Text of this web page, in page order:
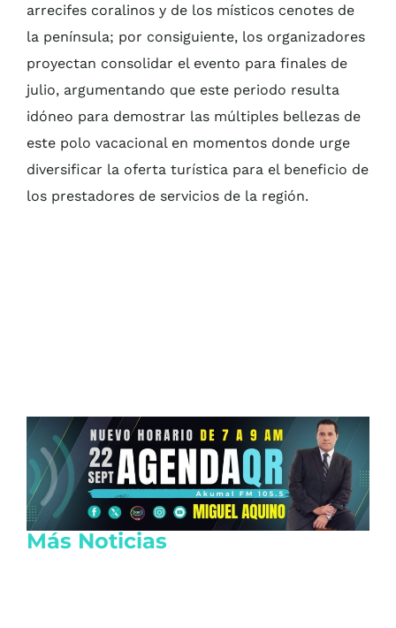
arrecifes coralinos y de los místicos cenotes de
la península; por consiguiente, los organizadores
proyectan consolidar el evento para finales de
julio, argumentando que este periodo resulta
idóneo para demostrar las múltiples bellezas de
este polo vacacional en momentos donde urge
diversificar la oferta turística para el beneficio de
los prestadores de servicios de la región.
Más Noticias